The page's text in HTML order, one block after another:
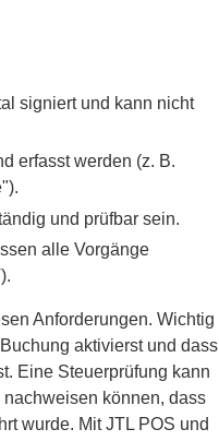
signiert und kann nicht
erfasst werden (z. B.
und prüfbar sein.
alle Vorgänge
Anforderungen. Wichtig
aktivierst und dass
Eine Steuerprüfung kann
können, dass
wurde. Mit JTL POS und